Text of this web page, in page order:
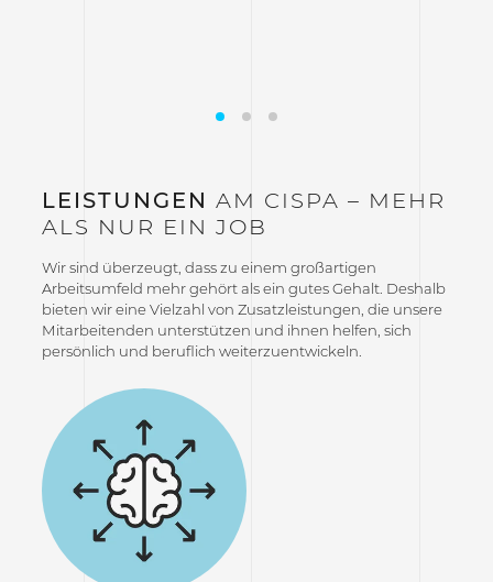
LEISTUNGEN AM CISPA – MEHR
ALS NUR EIN JOB
Wir sind überzeugt, dass zu einem großartigen
Arbeitsumfeld mehr gehört als ein gutes Gehalt. Deshalb
bieten wir eine Vielzahl von Zusatzleistungen, die unsere
Mitarbeitenden unterstützen und ihnen helfen, sich
persönlich und beruflich weiterzuentwickeln.